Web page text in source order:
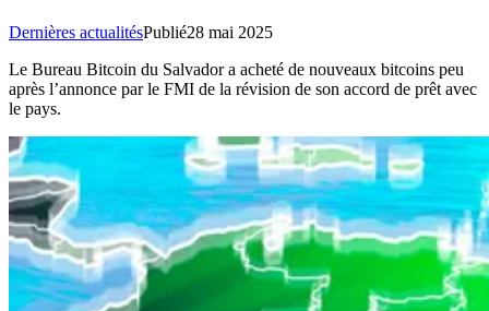
Dernières actualitésPublié28 mai 2025
Le Bureau Bitcoin du Salvador a acheté de nouveaux bitcoins peu
après l’annonce par le FMI de la révision de son accord de prêt avec
le pays.